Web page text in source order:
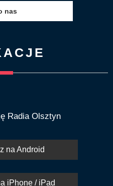
nas
Radia Olsztyn
na Android
iPhone / iPad